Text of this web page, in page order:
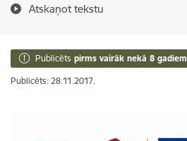
Atskaņot tekstu
Publicēts pirms vairāk nekā 8 gadiem
Publicēts: 28.11.2017.